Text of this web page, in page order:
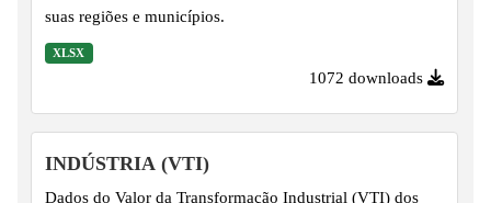
suas regiões e municípios.
XLSX
1072 downloads
INDÚSTRIA (VTI)
Dados do Valor da Transformação Industrial (VTI) dos